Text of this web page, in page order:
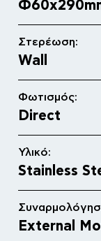
Στερέωση:
Wall
Φωτισμός:
Direct
Υλικό:
Stainless
External